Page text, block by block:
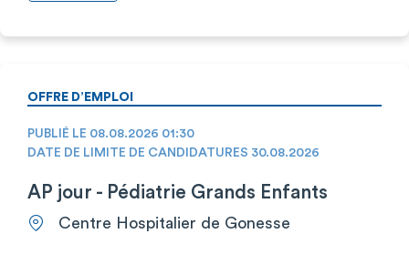
OFFRE D’EMPLOI
PUBLIÉ LE 08.08.2026 01:30
DATE DE LIMITE DE CANDIDATURES 30.08.2026
AP jour - Pédiatrie Grands Enfants
Centre Hospitalier de Gonesse